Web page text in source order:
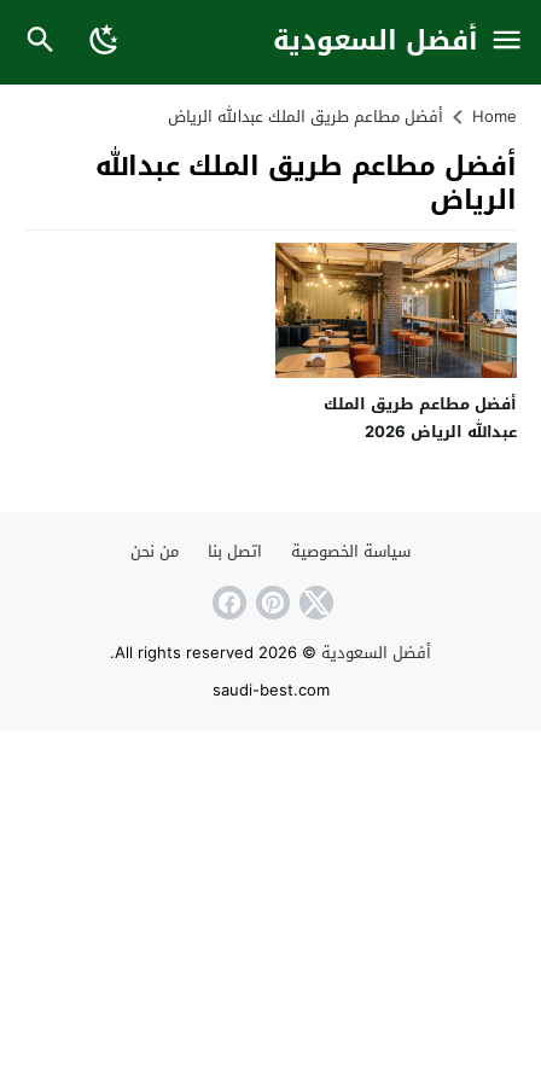
أفضل السعودية
Home أفضل مطاعم طريق الملك عبدالله الرياض
أفضل مطاعم طريق الملك عبدالله
الرياض
أفضل مطاعم طريق الملك
عبدالله الرياض 2026
سياسة الخصوصية اتصل بنا من نحن
أفضل السعودية © 2026 All rights reserved.
saudi-best.com